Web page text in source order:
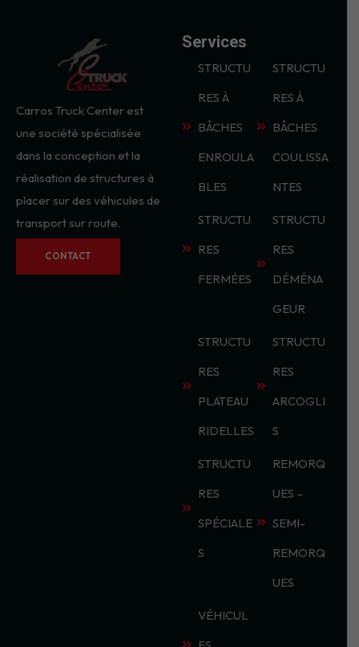
Carros Truck Center est
une société spécialisée
dans la conception et la
réalisation de structures à
placer sur des véhicules de
transport sur route.
CONTACT
Services
STRUCTU
RES À
BÂCHES
ENROULA
BLES
STRUCTU
RES À
BÂCHES
COULISSA
NTES
STRUCTU
RES
FERMÉES
STRUCTU
RES
DÉMÉNA
GEUR
STRUCTU
RES
PLATEAU
RIDELLES
STRUCTU
RES
ARCOGLI
S
STRUCTU
RES
SPÉCIALE
S
REMORQ
UES –
SEMI-
REMORQ
UES
VÉHICUL